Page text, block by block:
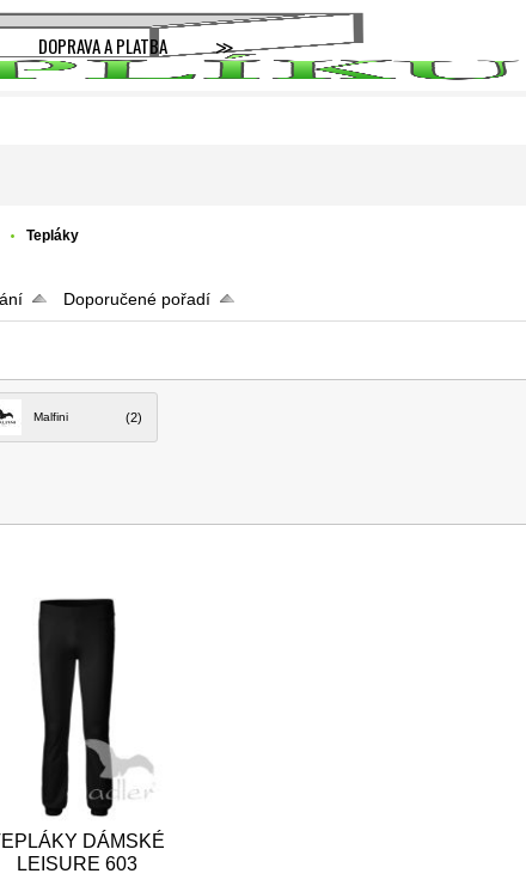
DOPRAVA A PLATBA ≫
Tepláky
Doporučené pořadí
Malfini (2)
DÁMSKÉ
LEISURE 603